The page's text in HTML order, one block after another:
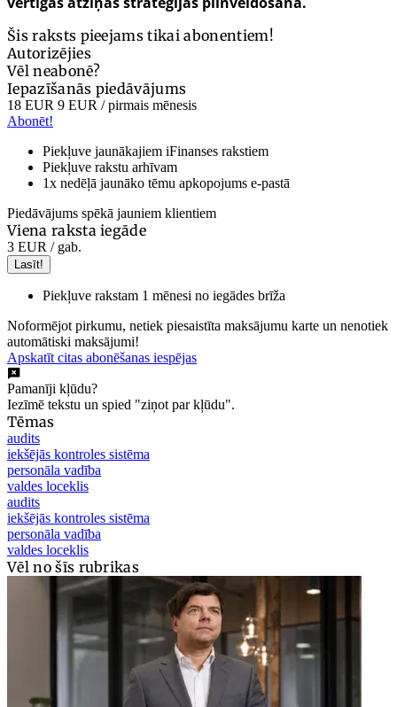
Šis raksts pieejams tikai abonentiem!
Autorizējies
Vēl neabonē?
Iepazīšanās piedāvājums
18 EUR 9 EUR / pirmais mēnesis
Abonēt!
Piekļuve jaunākajiem iFinanses rakstiem
Piekļuve rakstu arhīvam
1x nedēļā jaunāko tēmu apkopojums e-pastā
Piedāvājums spēkā jauniem klientiem
Viena raksta iegāde
3 EUR / gab.
Lasīt!
Piekļuve rakstam 1 mēnesi no iegādes brīža
Noformējot pirkumu, netiek piesaistīta maksājumu karte un nenotiek
automātiski maksājumi!
Apskatīt citas abonēšanas iespējas
Pamanīji kļūdu?
Iezīmē tekstu un spied "ziņot par kļūdu".
Tēmas
audits
iekšējās kontroles sistēma
personāla vadība
valdes loceklis
audits
iekšējās kontroles sistēma
personāla vadība
valdes loceklis
Vēl no šīs rubrikas